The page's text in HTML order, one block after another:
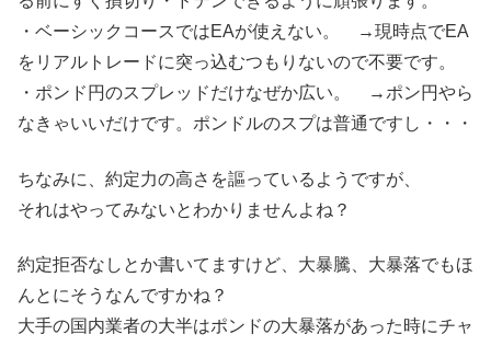
・ベーシックコースではEAが使えない。 →現時点でEA
をリアルトレードに突っ込むつもりないので不要です。
・ポンド円のスプレッドだけなぜか広い。 →ポン円やら
なきゃいいだけです。ポンドルのスプは普通ですし・・・
ちなみに、約定力の高さを謳っているようですが、
それはやってみないとわかりませんよね？
約定拒否なしとか書いてますけど、大暴騰、大暴落でもほ
んとにそうなんですかね？
大手の国内業者の大半はポンドの大暴落があった時にチャ